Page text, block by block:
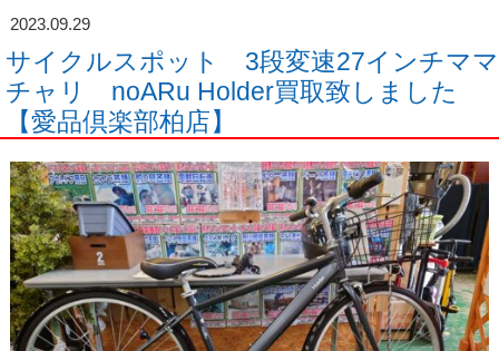
2023.09.29
サイクルスポット 3段変速27インチママ
チャリ noARu Holder買取致しました
【愛品倶楽部柏店】